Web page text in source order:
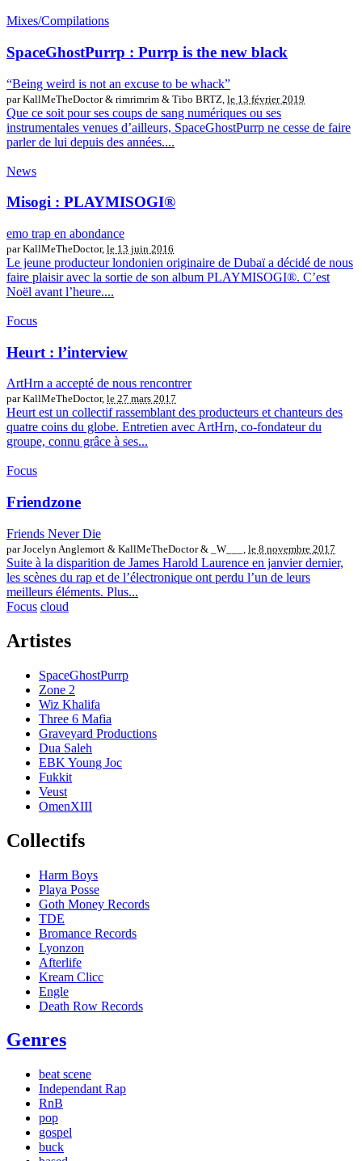
Mixes/Compilations
SpaceGhostPurrp : Purrp is the new black
“Being weird is not an excuse to be whack”
par KallMeTheDoctor & rimrimrim & Tibo BRTZ, le 13 février 2019
Que ce soit pour ses coups de sang numériques ou ses
instrumentales venues d’ailleurs, SpaceGhostPurrp ne cesse de faire
parler de lui depuis des années....
News
Misogi : PLAYMISOGI®
emo trap en abondance
par KallMeTheDoctor, le 13 juin 2016
Le jeune producteur londonien originaire de Dubaï a décidé de nous
faire plaisir avec la sortie de son album PLAYMISOGI®. C’est
Noël avant l’heure....
Focus
Heurt : l’interview
ArtHrn a accepté de nous rencontrer
par KallMeTheDoctor, le 27 mars 2017
Heurt est un collectif rassemblant des producteurs et chanteurs des
quatre coins du globe. Entretien avec ArtHrn, co-fondateur du
groupe, connu grâce à ses...
Focus
Friendzone
Friends Never Die
par Jocelyn Anglemort & KallMeTheDoctor & _W___, le 8 novembre 2017
Suite à la disparition de James Harold Laurence en janvier dernier,
les scènes du rap et de l’électronique ont perdu l’un de leurs
meilleurs éléments. Plus...
Focus cloud
Artistes
SpaceGhostPurrp
Zone 2
Wiz Khalifa
Three 6 Mafia
Graveyard Productions
Dua Saleh
EBK Young Joc
Fukkit
Veust
OmenXIII
Collectifs
Harm Boys
Playa Posse
Goth Money Records
TDE
Bromance Records
Lyonzon
Afterlife
Kream Clicc
Engle
Death Row Records
Genres
beat scene
Independant Rap
RnB
pop
gospel
buck